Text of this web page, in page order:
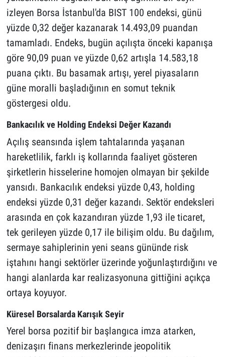
izleyen Borsa İstanbul'da BIST 100 endeksi, günü
yüzde 0,32 değer kazanarak 14.493,09 puandan
tamamladı. Endeks, bugün açılışta önceki kapanışa
göre 90,09 puan ve yüzde 0,62 artışla 14.583,18
puana çıktı. Bu basamak artışı, yerel piyasaların
güne moralli başladığının en somut teknik
göstergesi oldu.
Bankacılık ve Holding Endeksi Değer Kazandı
Açılış seansında işlem tahtalarında yaşanan
hareketlilik, farklı iş kollarında faaliyet gösteren
şirketlerin hisselerine homojen olmayan bir şekilde
yansıdı. Bankacılık endeksi yüzde 0,43, holding
endeksi yüzde 0,31 değer kazandı. Sektör endeksleri
arasında en çok kazandıran yüzde 1,93 ile ticaret,
tek gerileyen yüzde 0,17 ile bilişim oldu. Bu dağılım,
sermaye sahiplerinin yeni seans gününde risk
iştahını hangi sektörler üzerinde yoğunlaştırdığını ve
hangi alanlarda kar realizasyonuna gittiğini açıkça
ortaya koyuyor.
Küresel Borsalarda Karışık Seyir
Yerel borsa pozitif bir başlangıca imza atarken,
denizaşırı finans merkezlerinde jeopolitik